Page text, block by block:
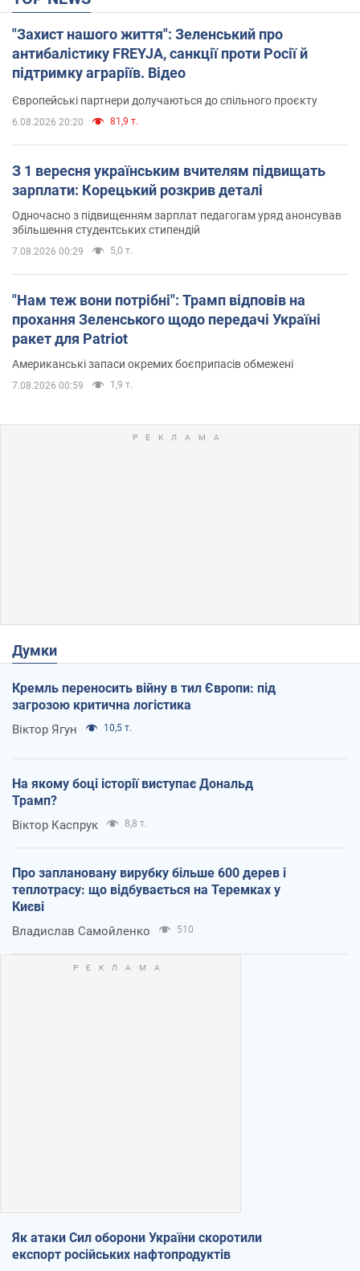
"Захист нашого життя": Зеленський про
антибалістику FREYJA, санкції проти Росії й
підтримку аграріїв. Відео
Європейські партнери долучаються до спільного проєкту
6.08.2026 20:20 81,9 т.
З 1 вересня українським вчителям підвищать
зарплати: Корецький розкрив деталі
Одночасно з підвищенням зарплат педагогам уряд анонсував
збільшення студентських стипендій
7.08.2026 00:29 5,0 т.
"Нам теж вони потрібні": Трамп відповів на
прохання Зеленського щодо передачі Україні
ракет для Patriot
Американські запаси окремих боєприпасів обмежені
7.08.2026 00:59 1,9 т.
Думки
Кремль переносить війну в тил Європи: під
загрозою критична логістика
Віктор Ягун 10,5 т.
На якому боці історії виступає Дональд
Трамп?
Віктор Каспрук 8,8 т.
Про заплановану вирубку більше 600 дерев і
теплотрасу: що відбувається на Теремках у
Києві
Владислав Самойленко 510
Як атаки Сил оборони України скоротили
експорт російських нафтопродуктів